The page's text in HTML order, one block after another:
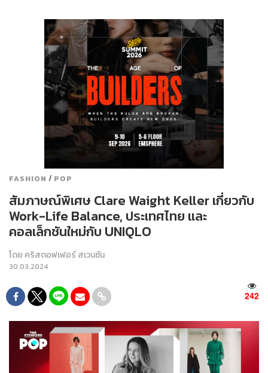
FASHION / POP
สัมภาษณ์พิเศษ Clare Waight Keller เกี่ยวกับ
Work-Life Balance, ประเทศไทย และ
คอลเล็กชันใหม่กับ UNIQLO
โดย คริสตอฟเฟอร์ สเวนซัน
30.03.2024
242